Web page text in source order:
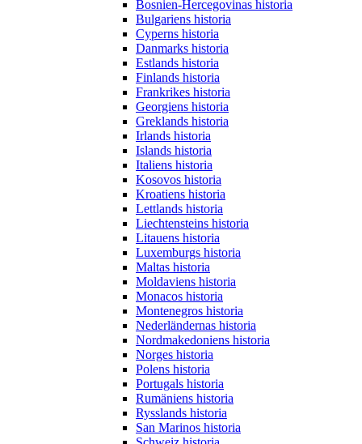
Bosnien-Hercegovinas historia
Bulgariens historia
Cyperns historia
Danmarks historia
Estlands historia
Finlands historia
Frankrikes historia
Georgiens historia
Greklands historia
Irlands historia
Islands historia
Italiens historia
Kosovos historia
Kroatiens historia
Lettlands historia
Liechtensteins historia
Litauens historia
Luxemburgs historia
Maltas historia
Moldaviens historia
Monacos historia
Montenegros historia
Nederländernas historia
Nordmakedoniens historia
Norges historia
Polens historia
Portugals historia
Rumäniens historia
Rysslands historia
San Marinos historia